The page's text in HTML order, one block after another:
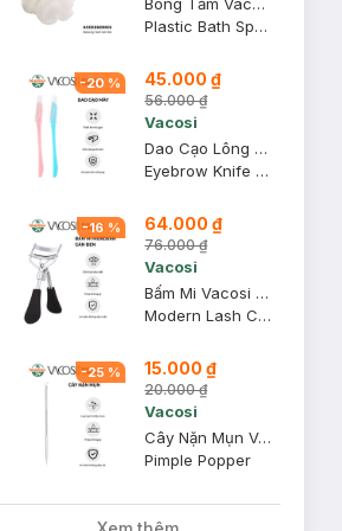
Plastic Bath Sponge
-20 % 45.000 ₫
56.000 ₫
Vacosi
Dao Cạo Lông Mày Vacosi DC06 (2 Cây)
Eyebrow Knife DC06
-16 % 64.000 ₫
76.000 ₫
Vacosi
Bấm Mi Vacosi Modern Lash Curler Cán Đen BM03
Modern Lash Curler
-25 % 15.000 ₫
20.000 ₫
Vacosi
Cây Nặn Mụn Vacosi 2 Đầu NM01
Pimple Popper